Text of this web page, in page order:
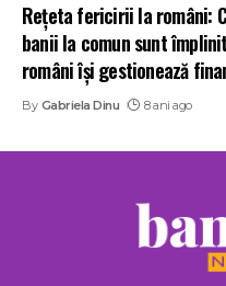
Reţeta fericirii la români:
banii la comun sunt
români își gestionează
By Gabriela Dinu 8 ani ago